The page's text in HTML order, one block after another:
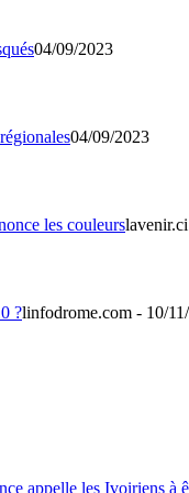
04/09/2023
04/09/2023
linfodrome.com - 10/